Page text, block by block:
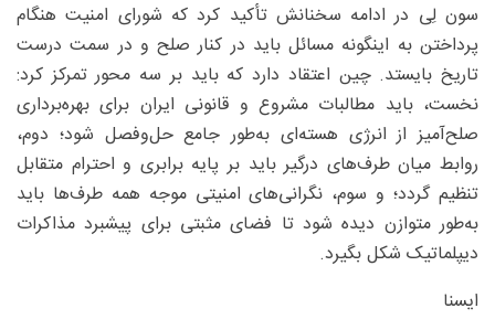
سون لِی در ادامه سخنانش تأکید کرد که شورای امنیت هنگام
پرداختن به اینگونه مسائل باید در کنار صلح و در سمت درست
تاریخ بایستد. چین اعتقاد دارد که باید بر سه محور تمرکز کرد:
نخست، باید مطالبات مشروع و قانونی ایران برای بهره‌برداری
صلح‌آمیز از انرژی هسته‌ای به‌طور جامع حل‌وفصل شود؛ دوم،
روابط میان طرف‌های درگیر باید بر پایه برابری و احترام متقابل
تنظیم گردد؛ و سوم، نگرانی‌های امنیتی موجه همه طرف‌ها باید
به‌طور متوازن دیده شود تا فضای مثبتی برای پیشبرد مذاکرات
دیپلماتیک شکل بگیرد.
ایسنا